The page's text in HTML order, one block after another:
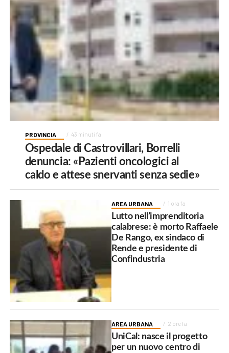
PROVINCIA 43 minuti fa
Ospedale di Castrovillari, Borrelli
denuncia: «Pazienti oncologici al
caldo e attese snervanti senza sedie»
AREA URBANA 1 ora fa
Lutto nell’imprenditoria
calabrese: è morto Raffaele
De Rango, ex sindaco di
Rende e presidente di
Confindustria
AREA URBANA 2 ore fa
UniCal: nasce il progetto
per un nuovo centro di